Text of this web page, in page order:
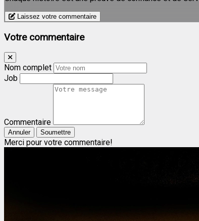
Laissez votre commentaire
Votre commentaire
Nom complet
Job
Commentaire
Annuler Soumettre
Merci pour votre commentaire!